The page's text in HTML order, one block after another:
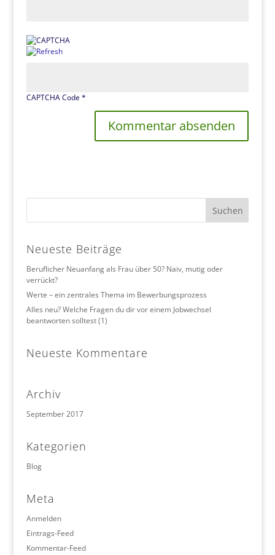
CAPTCHA Code*
Neueste Beiträge
Beruflicher Neuanfang als Frau über 50? Naiv, mutig oder
verrückt?
Werte – ein zentrales Thema im Bewerbungsprozess
Alles neu? Welche Fragen du dir vor einem Jobwechsel
beantworten solltest (1)
Neueste Kommentare
Archiv
September 2017
Kategorien
Blog
Meta
Anmelden
Eintrags-Feed
Kommentar-Feed